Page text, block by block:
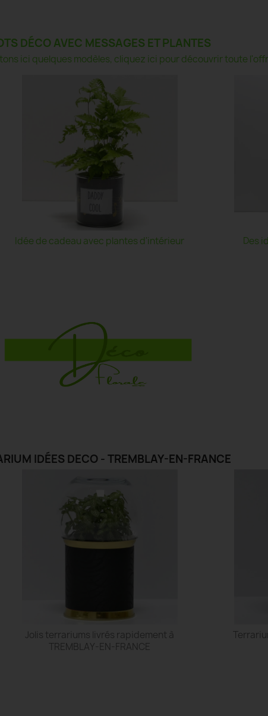
DÉCO AVEC MESSAGES ET PLANTES
ici quelques modèles, cliquez ici pour découvrir toute
Idée de cadeau avec plantes d'intérieur Des
IDÉES DECO - TREMBLAY-EN-FRANCE
Jolis terrariums livrés rapidement à
TREMBLAY-EN-FRANCE